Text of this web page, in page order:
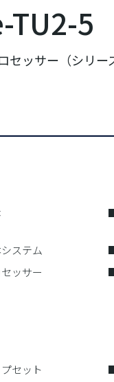
TU2-5
セッサー（シリー
ステム
ッサー
セット